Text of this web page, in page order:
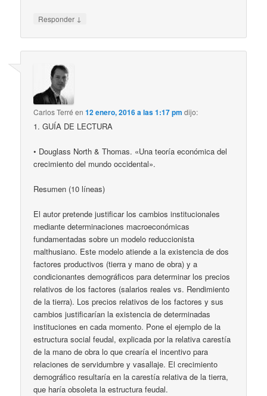
Responder ↓
Carlos Terré en12 enero, 2016 a las 1:17 pm dijo:
1. GUÍA DE LECTURA
• Douglass North & Thomas. «Una teoría económica del
crecimiento del mundo occidental».
Resumen (10 líneas)
El autor pretende justificar los cambios institucionales
mediante determinaciones macroeconómicas
fundamentadas sobre un modelo reduccionista
malthusiano. Este modelo atiende a la existencia de dos
factores productivos (tierra y mano de obra) y a
condicionantes demográficos para determinar los precios
relativos de los factores (salarios reales vs. Rendimiento
de la tierra). Los precios relativos de los factores y sus
cambios justificarían la existencia de determinadas
instituciones en cada momento. Pone el ejemplo de la
estructura social feudal, explicada por la relativa carestía
de la mano de obra lo que crearía el incentivo para
relaciones de servidumbre y vasallaje. El crecimiento
demográfico resultaría en la carestía relativa de la tierra,
que haría obsoleta la estructura feudal.